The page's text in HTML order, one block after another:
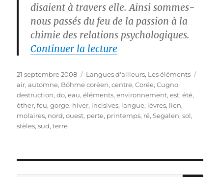
disaient à travers elle. Ainsi sommes-
nous passés du feu de la passion à la
chimie des relations psychologiques.
Continuer la lecturede « Les 5 éléments et
Publié
le
21 septembre 2008 Catégories
Langues d'ailleurs, Les éléments
air,automne, Böhme coréen,centre,Corée,Cugno,
destruction,do,eau,éléments,environnement,est,été,
éther,feu,gorge, hiver, incisives, langue, lèvres, lien,
molaires, nord,ouest, perte, printemps, ré,Segalen,sol,
stèles,sud,terre